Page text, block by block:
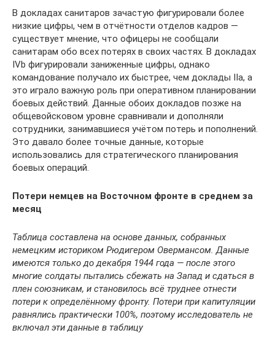
В докладах санитаров зачастую фигурировали более
низкие цифры, чем в отчётности отделов кадров —
существует мнение, что офицеры не сообщали
санитарам обо всех потерях в своих частях. В докладах
IVb фигурировали заниженные цифры, однако
командование получало их быстрее, чем доклады IIa, а
это играло важную роль при оперативном планировании
боевых действий. Данные обоих докладов позже на
общевойсковом уровне сравнивали и дополняли
сотрудники, занимавшиеся учётом потерь и пополнений.
Это давало более точные данные, которые
использовались для стратегического планирования
боевых операций.
Потери немцев на Восточном фронте в среднем за
месяц
Таблица составлена на основе данных, собранных
немецким историком Рюдигером Овермансом. Данные
имеются только до декабря 1944 года — после этого
многие солдаты пытались сбежать на Запад и сдаться в
плен союзникам, и становилось всё труднее отнести
потери к определённому фронту. Потери при капитуляции
равнялись практически 100%, поэтому исследователь не
включал эти данные в таблицу